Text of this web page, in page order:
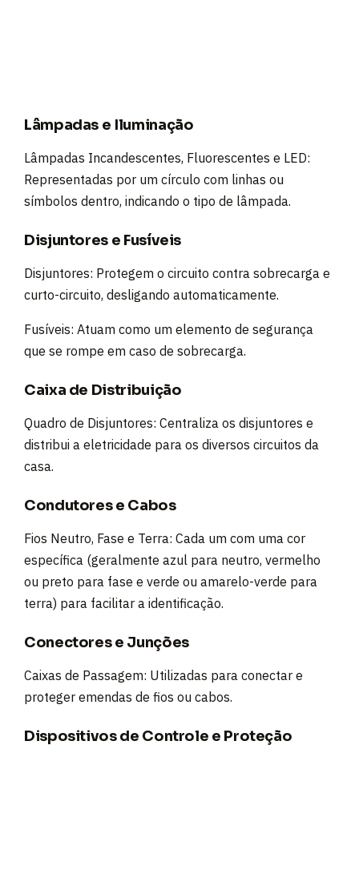
Lâmpadas e Iluminação
Lâmpadas Incandescentes, Fluorescentes e LED:
Representadas por um círculo com linhas ou
símbolos dentro, indicando o tipo de lâmpada.
Disjuntores e Fusíveis
Disjuntores: Protegem o circuito contra sobrecarga e
curto-circuito, desligando automaticamente.
Fusíveis: Atuam como um elemento de segurança
que se rompe em caso de sobrecarga.
Caixa de Distribuição
Quadro de Disjuntores: Centraliza os disjuntores e
distribui a eletricidade para os diversos circuitos da
casa.
Condutores e Cabos
Fios Neutro, Fase e Terra: Cada um com uma cor
específica (geralmente azul para neutro, vermelho
ou preto para fase e verde ou amarelo-verde para
terra) para facilitar a identificação.
Conectores e Junções
Caixas de Passagem: Utilizadas para conectar e
proteger emendas de fios ou cabos.
Dispositivos de Controle e Proteção